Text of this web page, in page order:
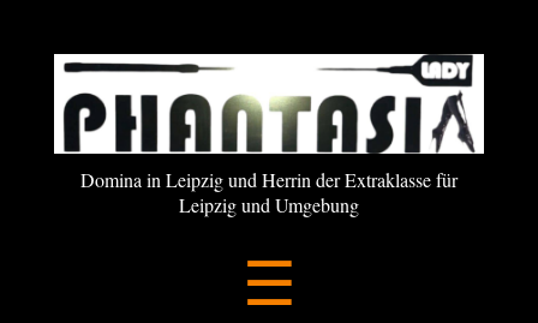
Lady
Phantasia
Leipzig
Domina in Leipzig und Herrin der Extraklasse für
Leipzig und Umgebung
☰